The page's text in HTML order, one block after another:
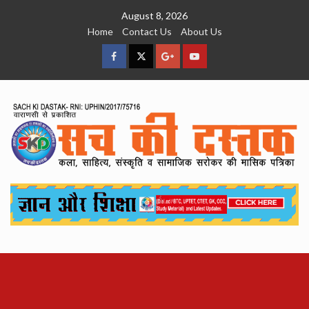
August 8, 2026
Home
Contact Us About Us
facebookTwitterGoogleYouTube